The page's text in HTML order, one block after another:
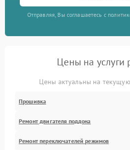
Отправляя, Вы соглашаетесь с
Цены на услуги
Цены актуальны на
Прошивка
Ремонт двигателя поддона
Ремонт переключателей режимов